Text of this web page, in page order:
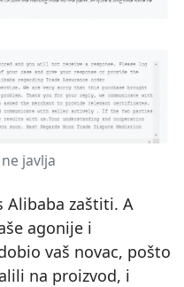
javlja
Alibaba zaštiti. A
agonije i
vaš novac, pošto
na proizvod, i